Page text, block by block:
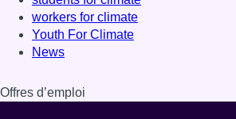
workers for climate
Youth For Climate
News
Offres d’emploi